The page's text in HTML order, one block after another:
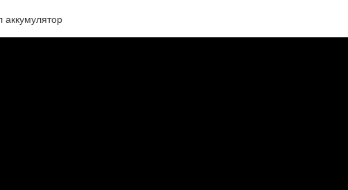
аккумулятор